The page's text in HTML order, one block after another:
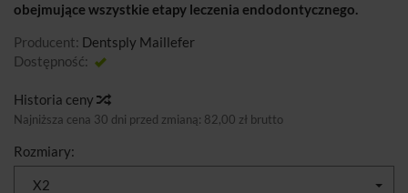
obejmujące wszystkie etapy leczenia endodontycznego.
Producent: Dentsply Maillefer
Dostępność:
Historia ceny
Najniższa cena 30 dni przed zmianą: 82,00 zł brutto
Rozmiary:
X2